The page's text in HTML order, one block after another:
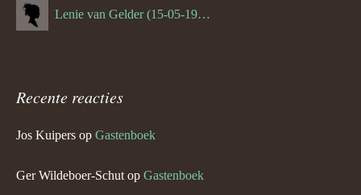
Lenie van Gelder (15-05-1970)
Recente reacties
Jos Kuipers op Gastenboek
Ger Wildeboer-Schut op Gastenboek